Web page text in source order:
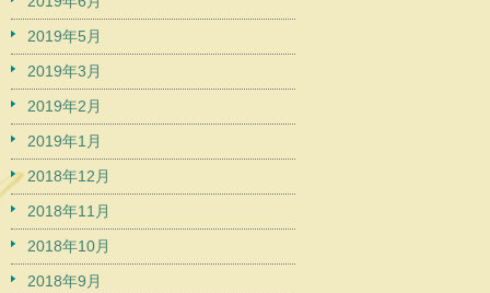
2019年5月
2019年3月
2019年2月
2019年1月
2018年12月
2018年11月
2018年10月
2018年9月